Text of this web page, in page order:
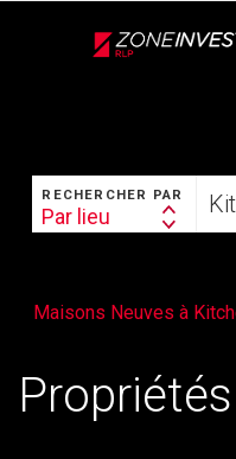
RECHERCHER
RECHERCHER PAR
Search
By
Par lieu
votre
Maisons Neuves à